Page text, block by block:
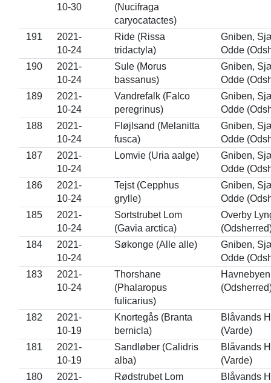
10-30
(Nucifraga
caryocatactes)
191
2021-
10-24
Ride (Rissa
tridactyla)
Gniben,
Odde
190
2021-
10-24
Sule (Morus
bassanus)
Gniben,
Odde
189
2021-
10-24
Vandrefalk (Falco
peregrinus)
Gniben,
Odde
188
2021-
10-24
Fløjlsand (Melanitta
fusca)
Gniben,
Odde
187
2021-
10-24
Lomvie (Uria aalge)
Gniben,
Odde
186
2021-
10-24
Tejst (Cepphus
grylle)
Gniben,
Odde
185
2021-
10-24
Sortstrubet Lom
(Gavia arctica)
Overby
184
2021-
10-24
Søkonge (Alle alle)
Gniben,
Odde
183
2021-
10-24
Thorshane
(Phalaropus
fulicarius)
Havnebyen
182
2021-
10-19
Knortegås (Branta
bernicla)
Blåvands
(Varde)
181
2021-
10-19
Sandløber (Calidris
alba)
Blåvands
(Varde)
180
2021-
Rødstrubet Lom
Blåvands